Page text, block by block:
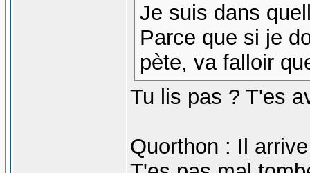
Je suis dans
Parce que si je
pète, va falloir
Tu lis pas ? T'es
Quorthon : Il